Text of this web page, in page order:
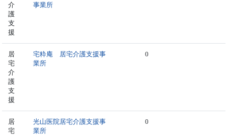
介
護
支
援
事業所
居
宅
介
護
支
援
宅粋庵 居宅介護支援事
業所
0
居
宅
光山医院居宅介護支援事
業所
0